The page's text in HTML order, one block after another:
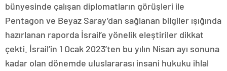
bünyesinde çalışan diplomatların görüşleri ile
Pentagon ve Beyaz Saray’dan sağlanan bilgiler ışığında
hazırlanan raporda İsrail’e yönelik eleştiriler dikkat
çekti. İsrail’in 1 Ocak 2023’ten bu yılın Nisan ayı sonuna
kadar olan dönemde uluslararası insani hukuku ihlal